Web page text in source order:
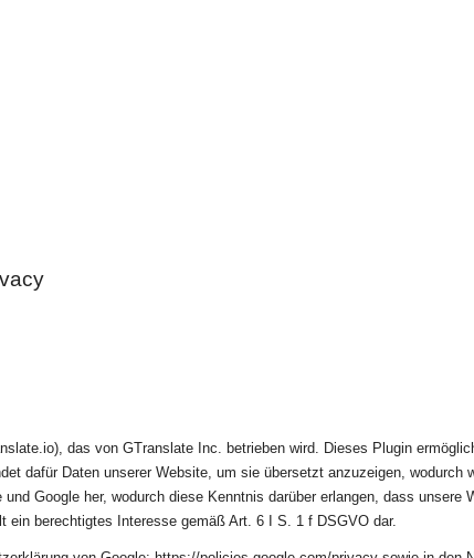
das von GTranslate Inc. betrieben wird. Dieses Plugin
dafür Daten unserer Website, um sie übersetzt anzuzeigen,
Google her, wodurch diese Kenntnis darüber erlangen, dass
ein berechtigtes Interesse gemäß Art. 6 I S. 1 f DSGVO dar.